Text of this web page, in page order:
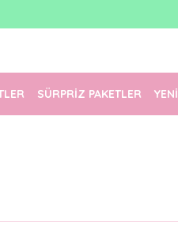
SÜRPRİZ PAKETLER